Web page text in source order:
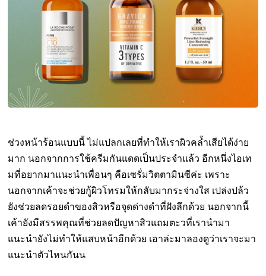
ช่วงหน้าร้อนแบบนี้ ไม่แปลกเลยที่ทำให้เราผิวคล้ำเสียได้ง่าย
มาก นอกจากการใช้ครีมกันแดดเป็นประจำแล้ว อีกหนึ่งไอเท
มที่อยากมาแนะนำเพื่อนๆ คือเซรั่มวิตตามินซีค่ะ เพราะ
นอกจากเค้าจะช่วยกู้ผิวโทรมให้กลับมากระจ่างใส เปล่งปล้ว
ยังช่วยลดรอยดำของสิวหรือจุดด่างดำที่ฝังลึกด้วย นอกจากนี้
เค้ายังมีสรรพคุณที่ช่วยลดปัญหาสิวแถมตะวที่เรานำมา
แนะนำยังไม่ทำให้แสบหน้าอีกด้วย เอาล่ะมาลองดูว่าเราจะมา
แนะนำตัวไหนกันน